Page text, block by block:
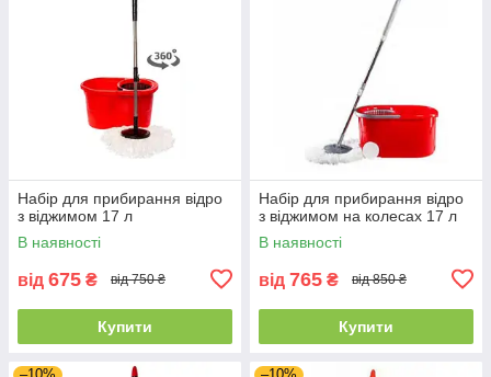
Набір для прибирання відро
з віджимом 17 л
В наявності
від 675 ₴ від 750 ₴
Купити
Набір для прибирання відро
з віджимом на колесах 17 л
В наявності
від 765 ₴ від 850 ₴
Купити